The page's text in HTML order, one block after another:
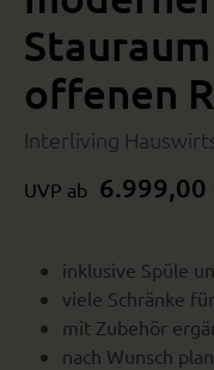
offenen
Interliving
UVP ab 6.999,00
inklusive Spüle
viele Schränke
mit Zubehör
nach Wunsch